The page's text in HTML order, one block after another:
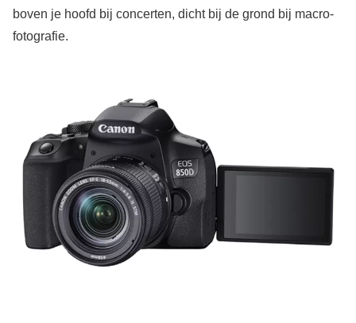
boven je hoofd bij concerten, dicht bij de grond bij macro-
fotografie.